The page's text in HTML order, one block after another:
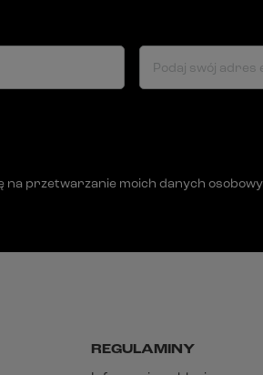
Podaj swój adres
na przetwarzanie moich danych
REGULAMINY